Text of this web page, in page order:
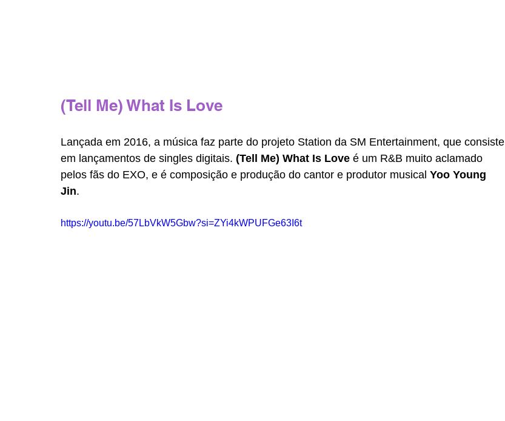
(Tell Me) What Is Love
Lançada em 2016, a música faz parte do projeto Station da SM Entertainment, que consiste
em lançamentos de singles digitais. (Tell Me) What Is Love é um R&B muito aclamado
pelos fãs do EXO, e é composição e produção do cantor e produtor musical Yoo Young
Jin.
https://youtu.be/57LbVkW5Gbw?si=ZYi4kWPUFGe63I6t